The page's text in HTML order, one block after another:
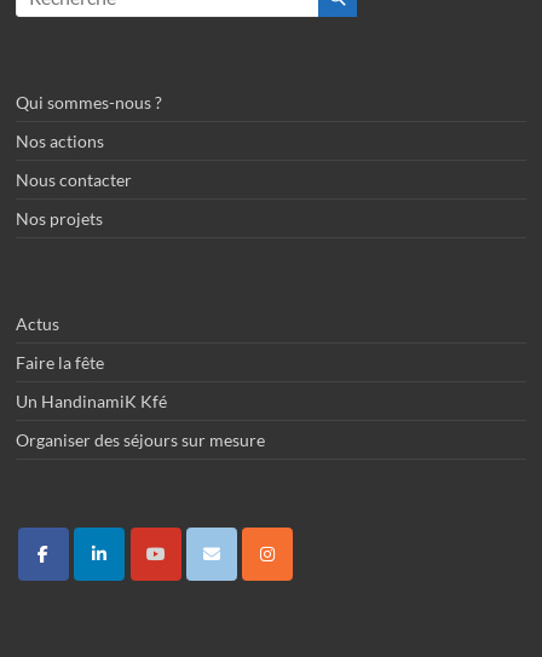
Qui sommes-nous ?
Nos actions
Nous contacter
Nos projets
Actus
Faire la fête
Un HandinamiK Kfé
Organiser des séjours sur mesure